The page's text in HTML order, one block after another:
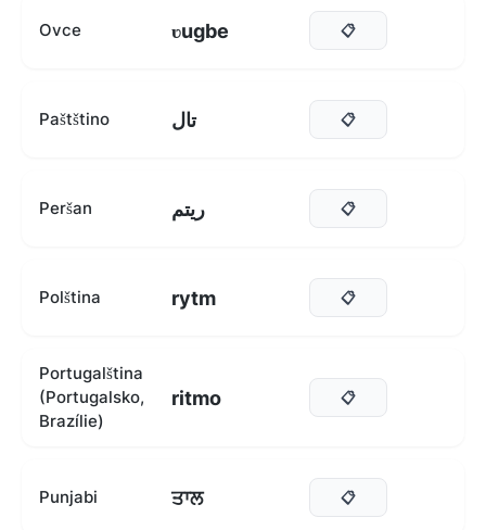
Ovce ʋugbe 📋
Paštštino تال 📋
Peršan ریتم 📋
Polština rytm 📋
Portugalština
(Portugalsko,
Brazílie)
ritmo 📋
Punjabi ਤਾਲ 📋